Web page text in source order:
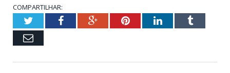
COMPARTILHAR:
TwitterFacebookGoogle+PinterestLinkedInTumblr
Email